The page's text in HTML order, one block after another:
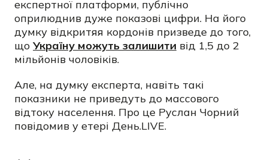
експертної платформи, публічно
оприлюднив дуже показові цифри. На його
думку відкритяя кордонів призведе до того,
що Україну можуть залишити від 1,5 до 2
мільйонів чоловіків.
Але, на думку експерта, навіть такі
показники не приведуть до массового
відтоку населення. Про це Руслан Чорний
повідомив у етері День.LIVE.